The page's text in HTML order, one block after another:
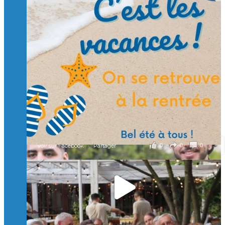
Charger plus Suivre sur Instagram
🙏 Soutenez l’Isep via la taxe d’apprentissage 2026
et contribuons ensemble à former les générations
d’ingénieurs de demain. 🙏
Merci à tous !
🎯 Taxe d’apprentissage 2026 : avec l'Isep, investissez pour
un numérique au service de l'humain !
À l’Isep, nous formons des ingénieurs, des bachelors, des
Mastères Spécialisés, qui allient excellence technologique et
valeurs humaines, au cœur de notre pro
...Voir plus
il y a 2 mois
0 0 0
Voir sur Facebook · Partager
🚀Afterwork à Genève 🚀
🥳 Le 22 avril dernier, 14 Alumni vivant / travaillant
en Suisse ont partagé un moment convivial de
retrouvailles et d'échanges !